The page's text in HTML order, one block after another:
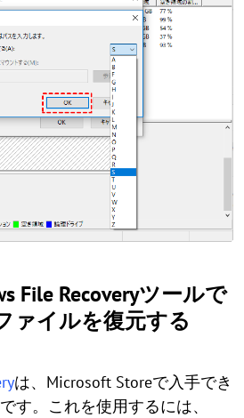
File Recoveryツールで
ァイルを復元する
は、Microsoft Storeで入手でき
す。これを使用するには、